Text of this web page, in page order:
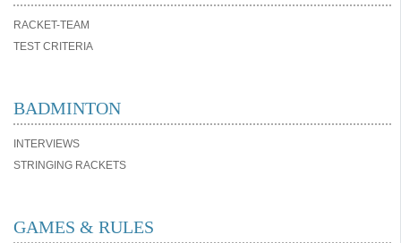
RACKET-TEAM
TEST CRITERIA
BADMINTON
INTERVIEWS
STRINGING RACKETS
GAMES & RULES